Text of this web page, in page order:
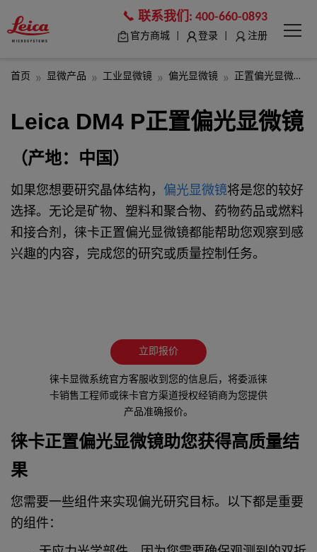
联系我们: 400-660-0893
官方商城 登录 注册
首页 显微产品 工业显微镜 偏光显微镜 正置偏光显微镜Leica DM4 P
Leica DM4 P正置偏光显微镜
（产地：中国）
如果您想要研究晶体结构， 偏光显微镜将是您的较好
选择。无论是矿物、塑料和聚合物、药物药品或燃料
和接合剂，徕卡正置偏光显微镜都能帮助您观察到感
兴趣的内容，完成您的研究或质量控制任务。
立即报价
徕卡显微系统官方客服收到您的信息后，将委派徕
卡销售工程师或徕卡官方渠道授权经销商为您提供
产品准确报价。
徕卡正置偏光显微镜助您获得高质量结
果
您需要一些组件来实现偏光研究目标。以下都是重要
的组件：